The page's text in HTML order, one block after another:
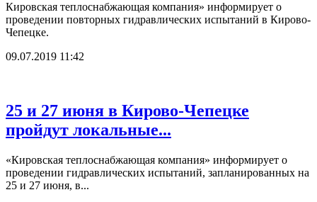
Кировская теплоснабжающая компания» информирует о
проведении повторных гидравлических испытаний в Кирово-
Чепецке.
09.07.2019 11:42
25 и 27 июня в Кирово-Чепецке
пройдут локальные...
«Кировская теплоснабжающая компания» информирует о
проведении гидравлических испытаний, запланированных на
25 и 27 июня, в...